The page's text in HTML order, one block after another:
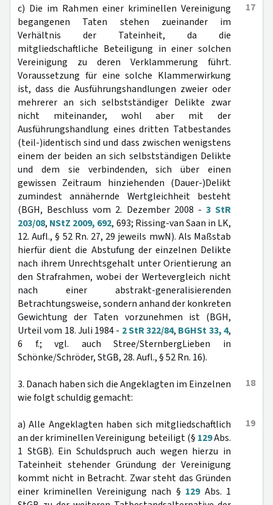
17
c) Die im Rahmen einer kriminellen Vereinigung
begangenen Taten stehen zueinander im
Verhältnis der Tateinheit, da die
mitgliedschaftliche Beteiligung in einer solchen
Vereinigung zu deren Verklammerung führt.
Voraussetzung für eine solche Klammerwirkung
ist, dass die Ausführungshandlungen zweier oder
mehrerer an sich selbstständiger Delikte zwar
nicht miteinander, wohl aber mit der
Ausführungshandlung eines dritten Tatbestandes
(teil-)identisch sind und dass zwischen wenigstens
einem der beiden an sich selbstständigen Delikte
und dem sie verbindenden, sich über einen
gewissen Zeitraum hinziehenden (Dauer-)Delikt
zumindest annähernde Wertgleichheit besteht
(BGH, Beschluss vom 2. Dezember 2008 - 3 StR
203/08, NStZ 2009, 692, 693; Rissing-van Saan in LK,
12. Aufl., § 52 Rn. 27, 29 jeweils mwN). Als Maßstab
hierfür dient die Abstufung der einzelnen Delikte
nach ihrem Unrechtsgehalt unter Orientierung an
den Strafrahmen, wobei der Wertevergleich nicht
nach einer abstrakt-generalisierenden
Betrachtungsweise, sondern anhand der konkreten
Gewichtung der Taten vorzunehmen ist (BGH,
Urteil vom 18. Juli 1984 - 2 StR 322/84, BGHSt 33, 4,
6 f.; vgl. auch Stree/SternbergLieben in
Schönke/Schröder, StGB, 28. Aufl., § 52 Rn. 16).
18
3. Danach haben sich die Angeklagten im Einzelnen
wie folgt schuldig gemacht:
19
a) Alle Angeklagten haben sich mitgliedschaftlich
an der kriminellen Vereinigung beteiligt (§ 129Abs.
1 StGB). Ein Schuldspruch auch wegen hierzu in
Tateinheit stehender Gründung der Vereinigung
kommt nicht in Betracht. Zwar steht das Gründen
einer kriminellen Vereinigung nach § 129Abs. 1